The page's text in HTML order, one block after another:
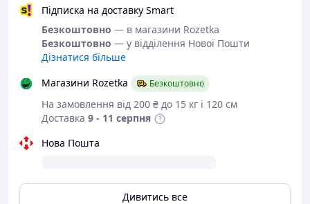
Швабра з розпилювачем Spray Mop – ваш надійний
помічник для швидкого та легкого прибирання.
Завдяки вбудованому резервуару для води або мийного
засобу, вам більше не потрібно носити відро – просто
наповніть резервуар і починайте прибирання! Одне
прямо перед шваброю, спрощуючи процес. Spray Mop
та інших поверхонь.
Підписка на доставку Smart
Безкоштовно — в магазини Rozetka
Безкоштовно — у відділення Нової Пошти
Дізнатися більше
Магазини Rozetka
Безкоштовно
На замовлення від 200 ₴ до 15 кг і 120 см
Доставка 9 - 11 серпня
Нова Пошта
Дивитись все